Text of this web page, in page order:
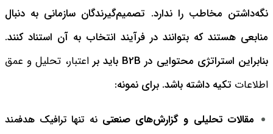
نگه‌داشتن مخاطب را ندارد. تصمیم‌گیرندگان سازمانی به دنبال
منابعی هستند که بتوانند در فرآیند انتخاب به آن استناد کنند.
بنابراین استراتژی محتوایی در B2B باید بر
اعتبار، تحلیل و عمق
اطلاعات تکیه داشته باشد. برای نمونه:
مقالات تحلیلی و گزارش‌های صنعتی نه تنها ترافیک هدفمند